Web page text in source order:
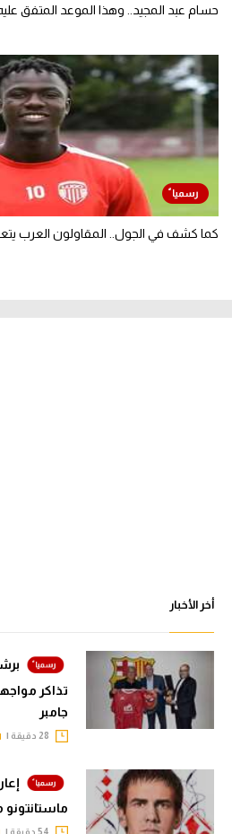
حسام عبد المجيد.. وهذا الموعد المتفق
كما كشف في الجول.. المقاولون العرب
أخر الأخبار
تذاكر
جامبر